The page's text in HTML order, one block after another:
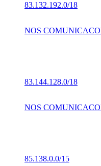
83.132.192.0/18
NOS
83.144.128.0/18
NOS
85.138.0.0/15